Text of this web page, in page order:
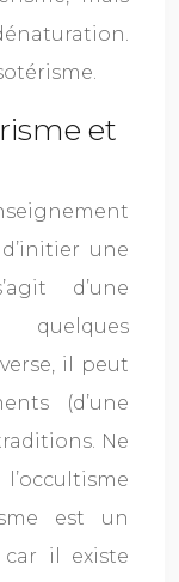
et
une
d’une
quelques
il peut
(d’une
Ne
est un
car il existe